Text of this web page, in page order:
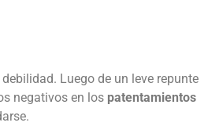
Luego de un leve repunte
negativos en los patentamientos